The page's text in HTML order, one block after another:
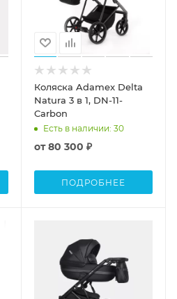
Коляска Adamex Delta
Natura 3 в 1, DN-11-
Carbon
Есть в наличии: 30
от80 300 ₽
ПОДРОБНЕЕ